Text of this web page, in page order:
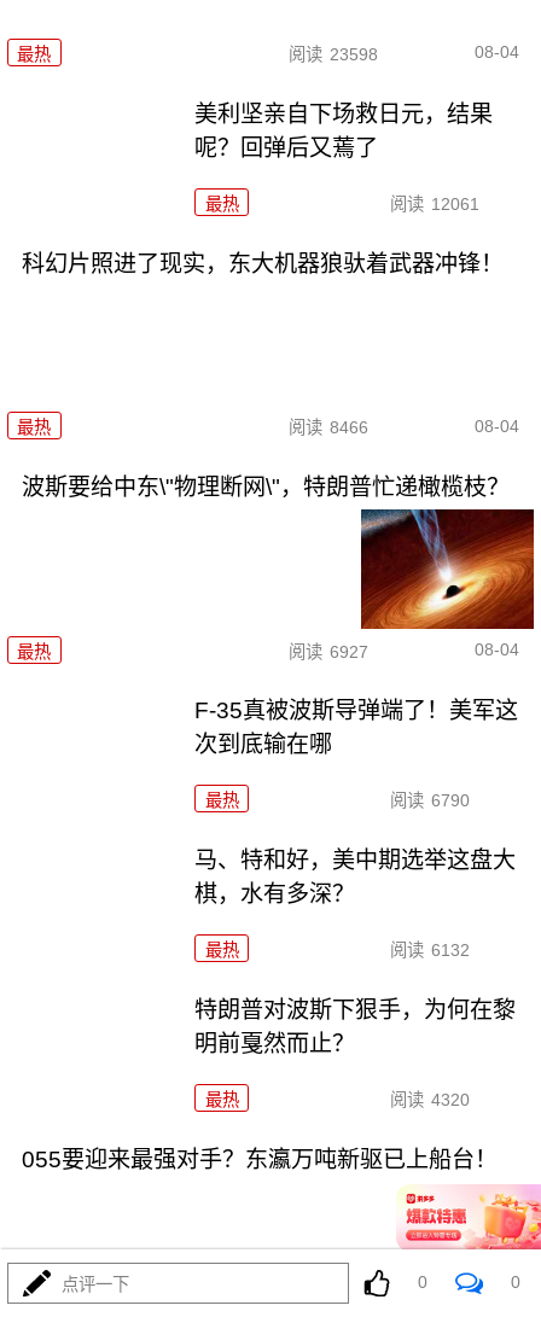
最热 阅读 23598 08-04
美利坚亲自下场救日元，结果
呢？回弹后又蔫了
最热 阅读 12061
科幻片照进了现实，东大机器狼驮着武器冲锋！
最热 阅读 8466 08-04
波斯要给中东\"物理断网\"，特朗普忙递橄榄枝？
最热 阅读 6927 08-04
F-35真被波斯导弹端了！美军这
次到底输在哪
最热 阅读 6790
马、特和好，美中期选举这盘大
棋，水有多深？
最热 阅读 6132
特朗普对波斯下狠手，为何在黎
明前戛然而止？
最热 阅读 4320
055要迎来最强对手？东瀛万吨新驱已上船台！
点评一下 0 0